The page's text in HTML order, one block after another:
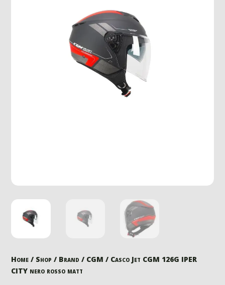
Home / Shop / Brand / CGM / Casco Jet CGM 126G IPER
CITY nero rosso matt